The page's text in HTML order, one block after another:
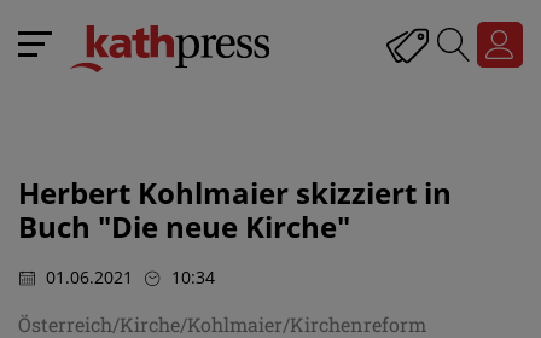
Herbert Kohlmaier skizziert in
Buch "Die neue Kirche"
01.06.2021 10:34
Österreich/Kirche/Kohlmaier/Kirchenreform